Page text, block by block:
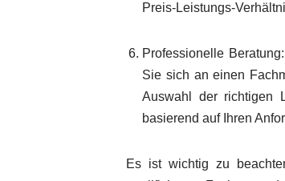
Preis-Leistungs-
Professionelle
Sie sich an einen
Auswahl der richtigen
basierend auf Ihren
Es ist wichtig zu